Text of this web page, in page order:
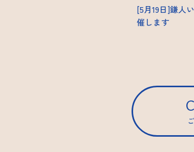
[5月19日]鎌人
催します